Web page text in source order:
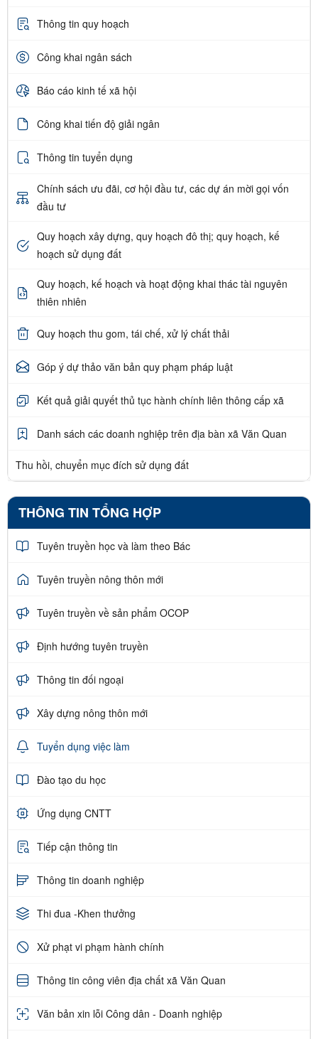
Thông tin quy hoạch
Công khai ngân sách
Báo cáo kinh tế xã hội
Công khai tiến độ giải ngân
Thông tin tuyển dụng
Chính sách ưu đãi, cơ hội đầu tư, các dự án mời gọi vốn
đầu tư
Quy hoạch xây dựng, quy hoạch đô thị; quy hoạch, kế
hoạch sử dụng đất
Quy hoạch, kế hoạch và hoạt động khai thác tài nguyên
thiên nhiên
Quy hoạch thu gom, tái chế, xử lý chất thải
Góp ý dự thảo văn bản quy phạm pháp luật
Kết quả giải quyết thủ tục hành chính liên thông cấp xã
Danh sách các doanh nghiệp trên địa bàn xã Văn Quan
Thu hồi, chuyển mục đích sử dụng đất
THÔNG TIN TỔNG HỢP
Tuyên truyền học và làm theo Bác
Tuyên truyền nông thôn mới
Tuyên truyền về sản phẩm OCOP
Định hướng tuyên truyền
Thông tin đối ngoại
Xây dựng nông thôn mới
Tuyển dụng việc làm
Đào tạo du học
Ứng dụng CNTT
Tiếp cận thông tin
Thông tin doanh nghiệp
Thi đua -Khen thưởng
Xử phạt vi phạm hành chính
Thông tin công viên địa chất xã Văn Quan
Văn bản xin lỗi Công dân - Doanh nghiệp